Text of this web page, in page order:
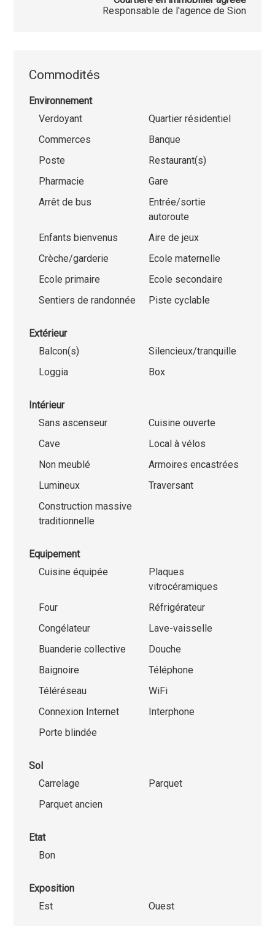
Responsable de l'agence de Sion
Commodités
Environnement
Verdoyant
Quartier résidentiel
Commerces
Banque
Poste
Restaurant(s)
Pharmacie
Gare
Arrêt de bus
Entrée/sortie
autoroute
Enfants bienvenus
Aire de jeux
Crèche/garderie
Ecole maternelle
Ecole primaire
Ecole secondaire
Sentiers de randonnée
Piste cyclable
Extérieur
Balcon(s)
Silencieux/tranquille
Loggia
Box
Intérieur
Sans ascenseur
Cuisine ouverte
Cave
Local à vélos
Non meublé
Armoires encastrées
Lumineux
Traversant
Construction massive
traditionnelle
Equipement
Cuisine équipée
Plaques
vitrocéramiques
Four
Réfrigérateur
Congélateur
Lave-vaisselle
Buanderie collective
Douche
Baignoire
Téléphone
Téléréseau
WiFi
Connexion Internet
Interphone
Porte blindée
Sol
Carrelage
Parquet
Parquet ancien
Etat
Bon
Exposition
Est
Ouest